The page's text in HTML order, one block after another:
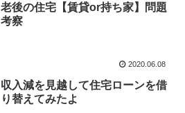
老後の住宅【賃貸or持ち家】問題
考察
2020.06.08
収入減を見越して住宅ローンを借
り替えてみたよ